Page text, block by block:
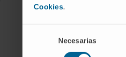
Cookies.
consentimiento
Necesarias